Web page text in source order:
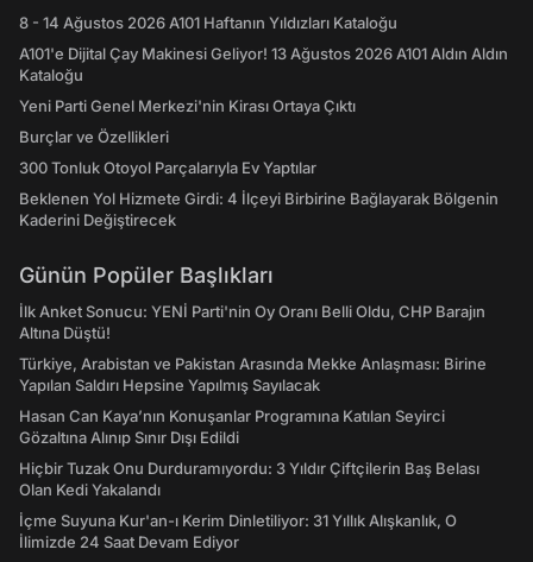
8 - 14 Ağustos 2026 A101 Haftanın Yıldızları Kataloğu
A101'e Dijital Çay Makinesi Geliyor! 13 Ağustos 2026 A101 Aldın Aldın
Kataloğu
Yeni Parti Genel Merkezi'nin Kirası Ortaya Çıktı
Burçlar ve Özellikleri
300 Tonluk Otoyol Parçalarıyla Ev Yaptılar
Beklenen Yol Hizmete Girdi: 4 İlçeyi Birbirine Bağlayarak Bölgenin
Kaderini Değiştirecek
Günün Popüler Başlıkları
İlk Anket Sonucu: YENİ Parti'nin Oy Oranı Belli Oldu, CHP Barajın
Altına Düştü!
Türkiye, Arabistan ve Pakistan Arasında Mekke Anlaşması: Birine
Yapılan Saldırı Hepsine Yapılmış Sayılacak
Hasan Can Kaya’nın Konuşanlar Programına Katılan Seyirci
Gözaltına Alınıp Sınır Dışı Edildi
Hiçbir Tuzak Onu Durduramıyordu: 3 Yıldır Çiftçilerin Baş Belası
Olan Kedi Yakalandı
İçme Suyuna Kur'an-ı Kerim Dinletiliyor: 31 Yıllık Alışkanlık, O
İlimizde 24 Saat Devam Ediyor